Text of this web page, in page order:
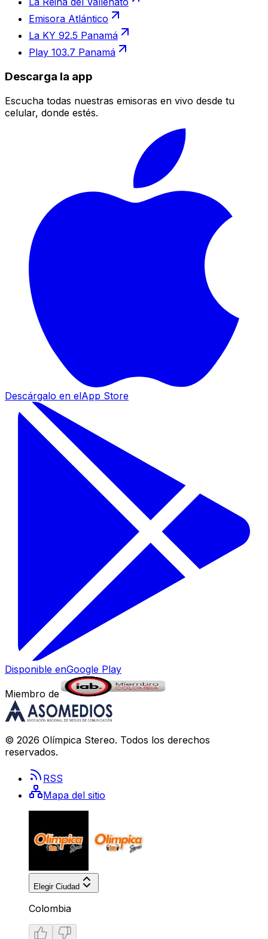
Emisora Atlántico
La KY 92.5 Panamá
Play 103.7 Panamá
Descarga la app
Escucha todas nuestras emisoras en vivo desde tu
celular, donde estés.
Descárgalo en elApp Store
Disponible enGoogle Play
Miembro de
© 2026 Olímpica Stereo. Todos los derechos
reservados.
RSS
Mapa del sitio
Elegir Ciudad
Colombia